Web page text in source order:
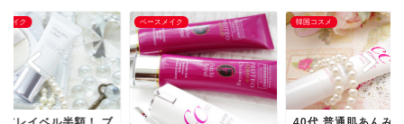
メイク ベースメイク 韓国コスメ